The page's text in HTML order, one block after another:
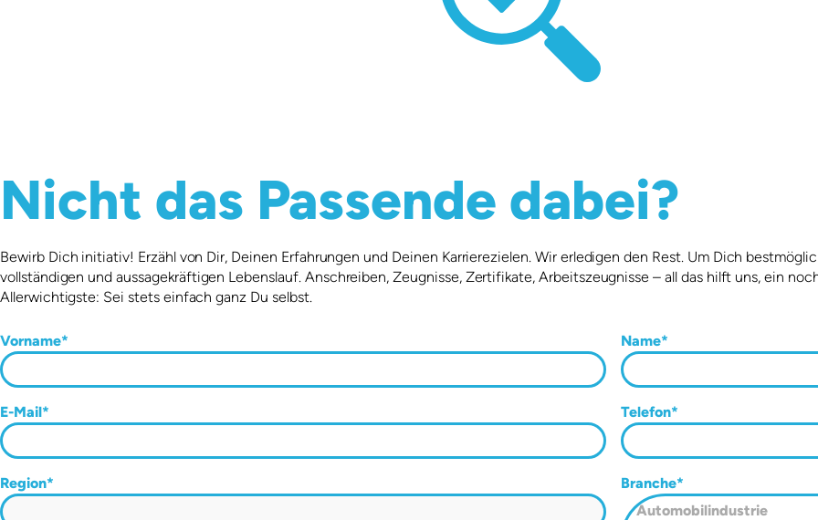
Nicht das Passende dabei?
Bewirb Dich initiativ! Erzähl von Dir, Deinen Erfahrungen und Deinen Karrierezielen. Wir erledigen den Rest. Um Dich
vollständigen und aussagekräftigen Lebenslauf. Anschreiben, Zeugnisse, Zertifikate, Arbeitszeugnisse – all das hilft uns, ein
Allerwichtigste: Sei stets einfach ganz Du selbst.
Vorname Name
E-Mail Telefon
Region Branche